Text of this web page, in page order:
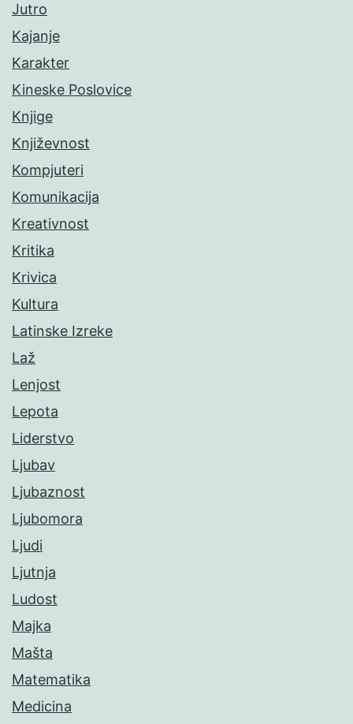
Jutro
Kajanje
Karakter
Kineske Poslovice
Knjige
Književnost
Kompjuteri
Komunikacija
Kreativnost
Kritika
Krivica
Kultura
Latinske Izreke
Laž
Lenjost
Lepota
Liderstvo
Ljubav
Ljubaznost
Ljubomora
Ljudi
Ljutnja
Ludost
Majka
Mašta
Matematika
Medicina